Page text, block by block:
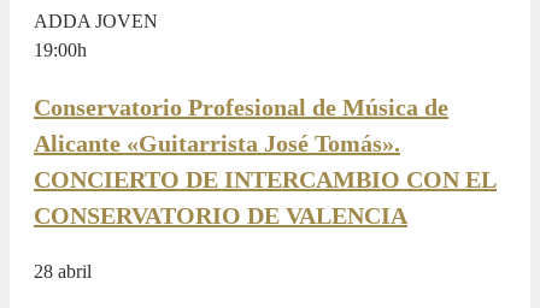
ADDA JOVEN
19:00h
Conservatorio Profesional de Música de
Alicante «Guitarrista José Tomás».
CONCIERTO DE INTERCAMBIO CON EL
CONSERVATORIO DE VALENCIA
28 abril